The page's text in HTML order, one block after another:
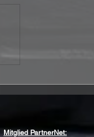
To Be Alive“ Review:
Mitglied PartnerNet: